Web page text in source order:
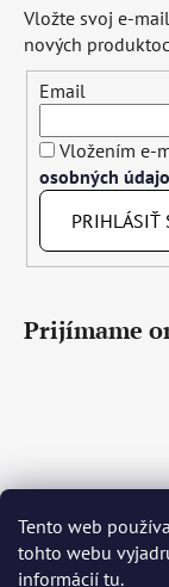
Tento web
tohto webu
informácií tu.
Vložte svoj e-
nových
Email
Vložením e-
osobných
PRIHLÁSIŤ
Prijímame
Čeština
Język polski
Português